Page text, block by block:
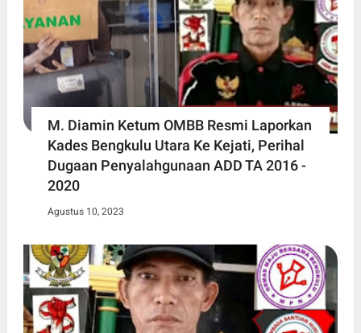
M. Diamin Ketum OMBB Resmi Laporkan
Kades Bengkulu Utara Ke Kejati, Perihal
Dugaan Penyalahgunaan ADD TA 2016 -
2020
Agustus 10, 2023